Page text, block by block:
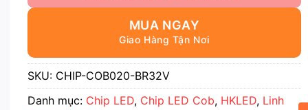
MUA NGAY
SKU: CHIP-COB020-BR32V
Danh mục: Chip LED, Chip LED Cob, HKLED, Linh